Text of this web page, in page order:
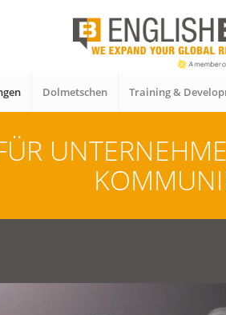
Dolmetschen Training &